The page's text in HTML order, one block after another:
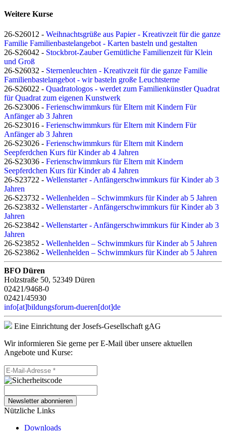
Weitere Kurse
26-S26012 - Weihnachtsgrüße aus Papier - Kreativzeit für die ganze
Familie Familienbastelangebot - Karten basteln und gestalten
26-S26042 - Stockbrot-Zauber Gemütliche Familienzeit für Klein
und Groß
26-S26032 - Sternenleuchten - Kreativzeit für die ganze Familie
Familienbastelangebot - wir basteln große Leuchtsterne
26-S26022 - Quadratologos - werdet zum Familienkünstler Quadrat
für Quadrat zum eigenen Kunstwerk
26-S23006 - Ferienschwimmkurs für Eltern mit Kindern Für
Anfänger ab 3 Jahren
26-S23016 - Ferienschwimmkurs für Eltern mit Kindern Für
Anfänger ab 3 Jahren
26-S23026 - Ferienschwimmkurs für Eltern mit Kindern
Seepferdchen Kurs für Kinder ab 4 Jahren
26-S23036 - Ferienschwimmkurs für Eltern mit Kindern
Seepferdchen Kurs für Kinder ab 4 Jahren
26-S23722 - Wellenstarter - Anfängerschwimmkurs für Kinder ab 3
Jahren
26-S23732 - Wellenhelden – Schwimmkurs für Kinder ab 5 Jahren
26-S23832 - Wellenstarter - Anfängerschwimmkurs für Kinder ab 3
Jahren
26-S23842 - Wellenstarter - Anfängerschwimmkurs für Kinder ab 3
Jahren
26-S23852 - Wellenhelden – Schwimmkurs für Kinder ab 5 Jahren
26-S23862 - Wellenhelden – Schwimmkurs für Kinder ab 5 Jahren
BFO Düren
Holzstraße 50, 52349 Düren
02421/9468-0
02421/45930
info[at]bildungsforum-dueren[dot]de
Eine Einrichtung der Josefs-Gesellschaft gAG
Wir informieren Sie gerne per E-Mail über unsere aktuellen
Angebote und Kurse:
Newsletter abonnieren
Nützliche Links
Downloads